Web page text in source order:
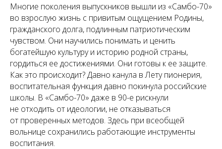
Многие поколения выпускников вышли из «Самбо-70»
во взрослую жизнь с привитым ощущением Родины,
гражданского долга, подлинным патриотическим
чувством. Они научились понимать и ценить
богатейшую культуру и историю родной страны,
гордиться ее достижениями. Они готовы к ее защите.
Как это происходит? Давно канула в Лету пионерия,
воспитательная функция давно покинула российские
школы. В «Самбо-70» даже в 90-е рискнули
не отходить от идеологии, не отказываться
от проверенных методов. Здесь при всеобщей
вольнице сохранились работающие инструменты
воспитания.